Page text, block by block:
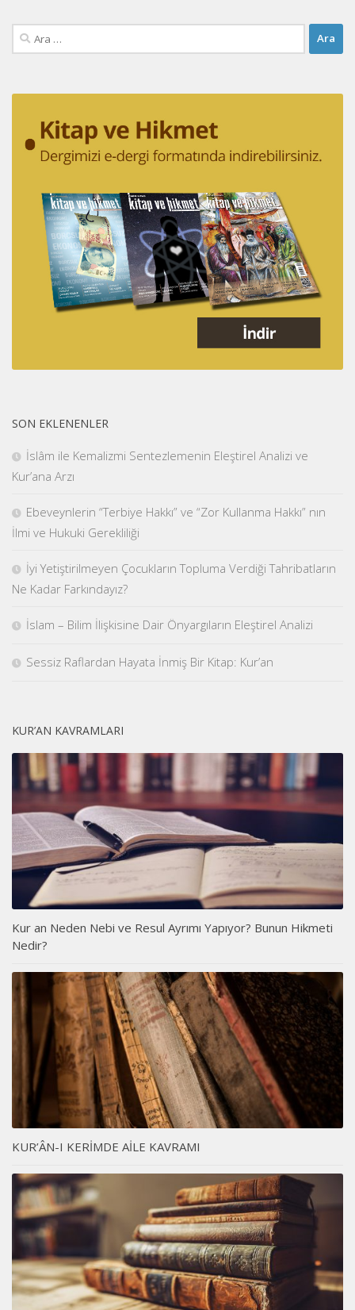
Arama:
SON EKLENENLER
İslâm ile Kemalizmi Sentezlemenin Eleştirel Analizi ve
Kur’ana Arzı
Ebeveynlerin “Terbiye Hakkı” ve “Zor Kullanma Hakkı” nın
İlmi ve Hukuki Gerekliliği
İyi Yetiştirilmeyen Çocukların Topluma Verdiği Tahribatların
Ne Kadar Farkındayız?
İslam – Bilim İlişkisine Dair Önyargıların Eleştirel Analizi
Sessiz Raflardan Hayata İnmiş Bir Kitap: Kur’an
KUR’AN KAVRAMLARI
Kur an Neden Nebi ve Resul Ayrımı Yapıyor? Bunun Hikmeti
Nedir?
KUR’ÂN-I KERİMDE AİLE KAVRAMI